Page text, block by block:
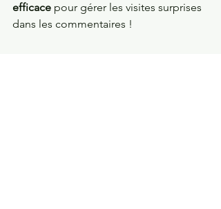
efficace pour gérer les visites surprises
dans les commentaires !